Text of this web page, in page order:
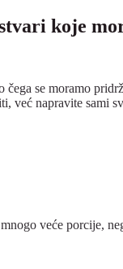
koje
se moramo
već napravite
veće porcije,